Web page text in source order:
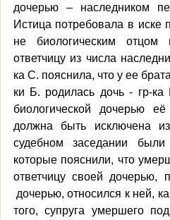
дочерью – наследником
Истица потребовала в иске
не биологическим
ответчицу из числа
ка С. пояснила, что у ее
ки Б. родилась дочь - гр-
биологической дочерью
должна быть исключена
судебном заседании
которые пояснили, что
ответчицу своей дочерью,
дочерью, относился к ней,
того, супруга умершего